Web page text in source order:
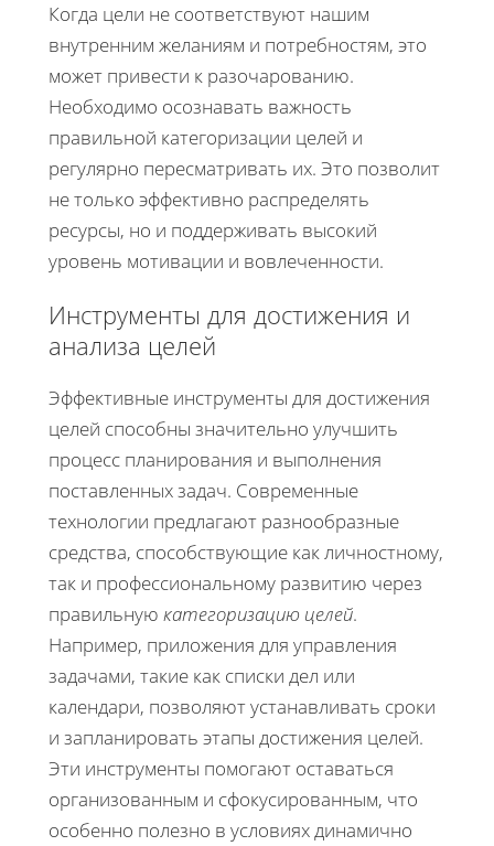
Когда цели не соответствуют нашим
внутренним желаниям и потребностям, это
может привести к разочарованию.
Необходимо осознавать важность
правильной категоризации целей и
регулярно пересматривать их. Это позволит
не только эффективно распределять
ресурсы, но и поддерживать высокий
уровень мотивации и вовлеченности.
Инструменты для достижения и
анализа целей
Эффективные инструменты для достижения
целей способны значительно улучшить
процесс планирования и выполнения
поставленных задач. Современные
технологии предлагают разнообразные
средства, способствующие как личностному,
так и профессиональному развитию через
правильную категоризацию целей.
Например, приложения для управления
задачами, такие как списки дел или
календари, позволяют устанавливать сроки
и запланировать этапы достижения целей.
Эти инструменты помогают оставаться
организованным и сфокусированным, что
особенно полезно в условиях динамично